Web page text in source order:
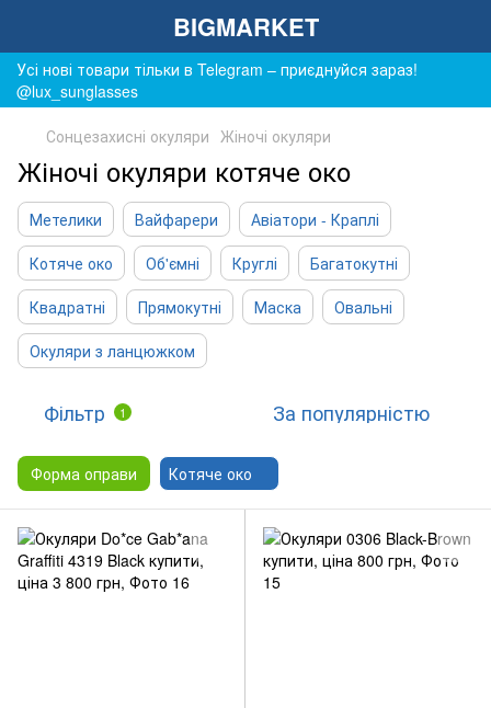
BIGMARKET
Усі нові товари тільки в Telegram – приєднуйся зараз!
@lux_sunglasses
Сонцезахисні окуляри Жіночі окуляри
Жіночі окуляри котяче око
Метелики Вайфарери
Авіатори - Краплі
Котяче око
Об'ємні Круглі
Багатокутні
Квадратні
Прямокутні Маска
Овальні
Окуляри з ланцюжком
Фільтр 1 За популярністю
Форма оправи Котяче око